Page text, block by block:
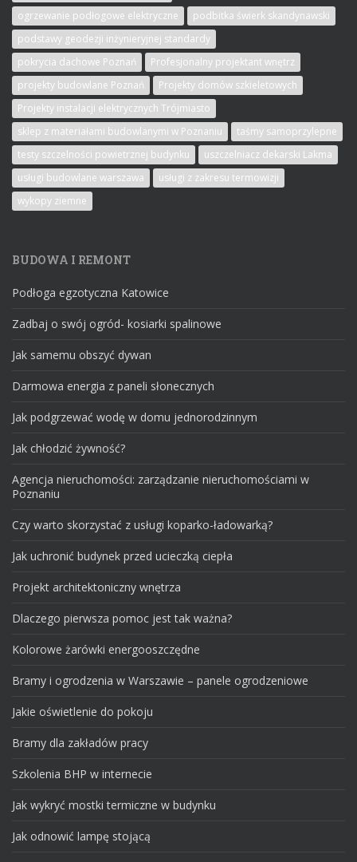
ogrzewanie podłogowe elektryczne
podbitka świerk skandynawski
podstawy geodezji inżynieryjnej standardy
pokrycia dachowe Poznań
Profesjonalny projektant wnętrz
projekty budowlane Poznań
Projekty domów szkieletowych
Projekty instalacji elektrycznych Trójmiasto
sklep z materiałami budowlanymi w Poznaniu
taśmy samoprzylepne
testy szczelności powietrznej budynku
uszczelniacz dekarski Lakma
usługi budowlane warszawa
usługi z zakresu termowizji
wykopy ziemne
BUDOWA I REMONT
Podłoga egzotyczna Katowice
Zadbaj o swój ogród- kosiarki spalinowe
Jak samemu obszyć dywan
Darmowa energia z paneli słonecznych
Jak podgrzewać wodę w domu jednorodzinnym
Jak chłodzić żywność?
Agencja nieruchomości: zarządzanie nieruchomościami w
Poznaniu
Czy warto skorzystać z usługi koparko-ładowarką?
Jak uchronić budynek przed ucieczką ciepła
Projekt architektoniczny wnętrza
Dlaczego pierwsza pomoc jest tak ważna?
Kolorowe żarówki energooszczędne
Bramy i ogrodzenia w Warszawie – panele ogrodzeniowe
Jakie oświetlenie do pokoju
Bramy dla zakładów pracy
Szkolenia BHP w internecie
Jak wykryć mostki termiczne w budynku
Jak odnowić lampę stojącą